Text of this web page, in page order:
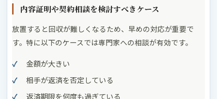
内容証明や契約相談を検討すべきケース
放置すると回収が難しくなるため、早めの対応が重要で
す。特に以下のケースでは専門家への相談が有効です。
金額が大きい
相手が返済を否定している
返済期限を何度も過ぎている